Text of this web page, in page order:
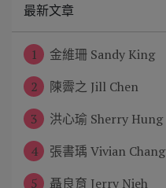
最新文章
1
金維珊 Sandy King
2
陳霽之 Jill Chen
3
洪心瑜 Sherry Hung
4
張書瑀 Vivian Chang
5
聶良育 Jerry Nieh